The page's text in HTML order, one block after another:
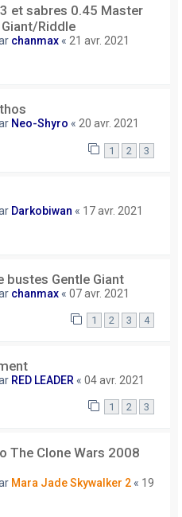
et sabres 0.45 Master
Riddle
chanmax « 21 avr. 2021
Neo-Shyro « 20 avr. 2021
1 2 3
Darkobiwan « 17 avr. 2021
bustes Gentle Giant
chanmax « 07 avr. 2021
1 2 3 4
RED LEADER « 04 avr. 2021
1 2 3
The Clone Wars 2008
Mara Jade Skywalker 2 « 19